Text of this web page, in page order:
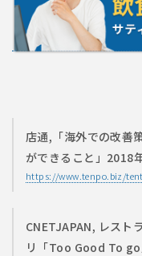
店通,「海外での改善
ができること」2018
https://www.tenpo.biz/
CNETJAPAN, レスト
リ「Too Good To